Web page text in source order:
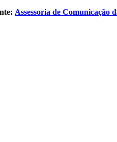
Assessoria de Comunicação